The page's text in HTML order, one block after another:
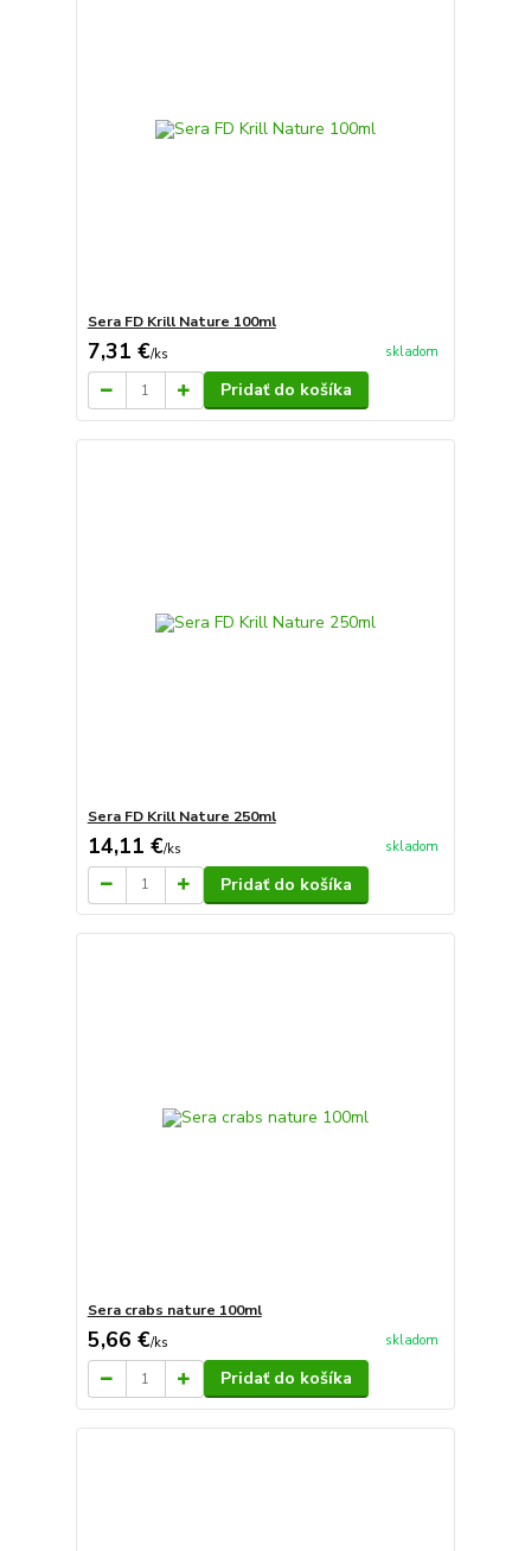
Sera FD Krill Nature 100ml
7,31 €/ks skladom
Pridať do košíka
Sera FD Krill Nature 250ml
14,11 €/ks skladom
Pridať do košíka
Sera crabs nature 100ml
5,66 €/ks skladom
Pridať do košíka